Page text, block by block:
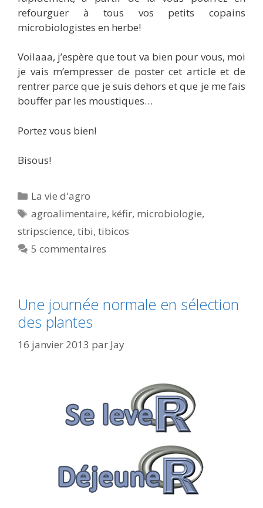
refourguer à tous vos petits copains
microbiologistes en herbe!
Voilaaa, j’espère que tout va bien pour vous, moi
je vais m’empresser de poster cet article et de
rentrer parce que je suis dehors et que je me fais
bouffer par les moustiques…
Portez vous bien!
Bisous!
Catégories
La vie d'agro
Étiquettes
agroalimentaire, kéfir, microbiologie,
stripscience, tibi, tibicos
5 commentaires
Une journée normale en sélection
des plantes
16 janvier 2013 par Jay